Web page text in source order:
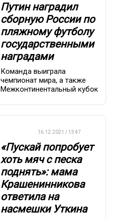
Путин наградил
сборную России по
пляжному футболу
государственными
наградами
Команда выиграла
чемпионат мира, а также
Межконтинентальный кубок
16.12.2021 / 13:47
«Пускай попробует
хоть мяч с песка
поднять»: мама
Крашенинникова
ответила на
насмешки Уткина